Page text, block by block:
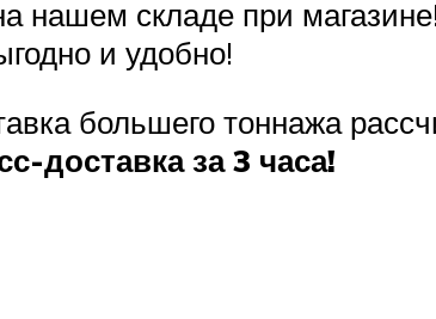
нашем складе при
и удобно!
большего тоннажа
доставка за 3 часа!